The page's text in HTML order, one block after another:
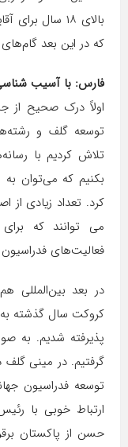
بالای ۱۸ سال
که در این بعد
فارس: با آسیب
اولاً درک صحیح از
توسعه گلف و
تلاش کردیم با
بکنیم که می‌توان به
کرد. تعداد زیادی از
می توانند که
فعالیت‌های
در بعد بین‌المللی
کروکت سال گذشته
پذیرفته شدیم. به
گرفتیم. در مینی گلف
توسعه فدراسیون
ارتباط خوبی با
حسن از پاکستان